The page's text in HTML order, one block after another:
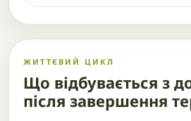
ЖИТТЄВИЙ ЦИКЛ
Що відбувається з
після завершення